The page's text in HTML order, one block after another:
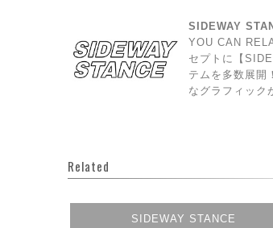
SIDEWAY
YOU CAN
セプトに【
テムを多数展開
なグラフィック
Related
SIDEWAY STANCE